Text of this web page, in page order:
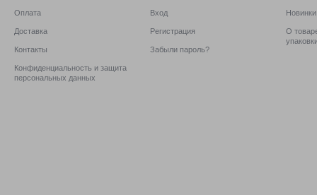
Оплата
Доставка
Контакты
Конфиденциальность и защита
персональных данных
Вход
Регистрация
Забыли пароль?
Новинки
О